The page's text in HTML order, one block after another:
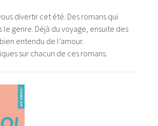
divertir cet été. Des romans qui
genre. Déjà du voyage, ensuite des
entendu de l’amour.
sur chacun de ces romans.